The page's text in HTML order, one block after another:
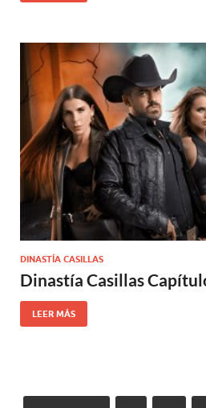
DINASTÍA CASILLAS
Dinastía Casillas
LEER MÁS